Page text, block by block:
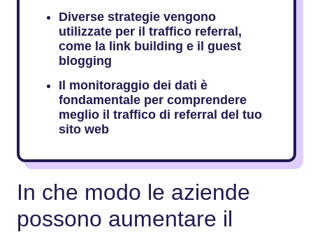
Diverse strategie vengono
utilizzate per il traffico referral,
come la link building e il guest
blogging
Il monitoraggio dei dati è
fondamentale per comprendere
meglio il traffico di referral del tuo
sito web
In che modo le aziende
possono aumentare il